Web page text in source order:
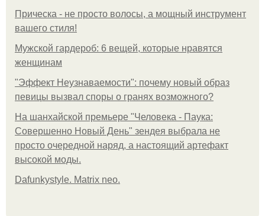
Прическа - не просто волосы, а мощный инструмент
вашего стиля!
Мужской гардероб: 6 вещей, которые нравятся
женщинам
"Эффект Неузнаваемости": почему новый образ
певицы вызвал споры о гранях возможного?
На шанхайской премьере "Человека - Паука:
Совершенно Новый День" зендея выбрала не
просто очередной наряд, а настоящий артефакт
высокой моды.
Dafunkystyle. Matrix neo.